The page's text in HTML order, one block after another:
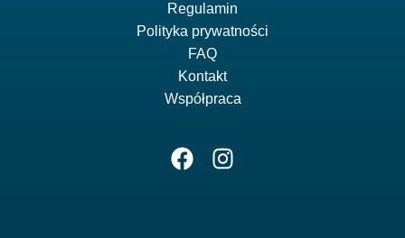
Regulamin
Polityka prywatności
FAQ
Kontakt
Współpraca